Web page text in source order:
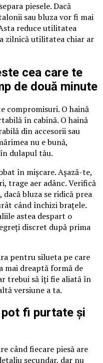
piesele. Dacă
sau bluza vor fi mai
reduce utilitatea
zilnică utilitatea chiar ar
cea care te
de două minute
compromisuri. O haină
în cabină. O haină
din accesorii sau
nu e bună,
dulapul tău.
în mișcare. Așază-te,
trage aer adânc. Verifică
bluza se ridică prea
când închizi brațele.
astea despart o
discret după prima
pentru silueta pe care
mai dreaptă formă de
trebui să îți fie aliată în
versiune a ta.
fi purtate și
când fiecare piesă are
secundar, dar nu